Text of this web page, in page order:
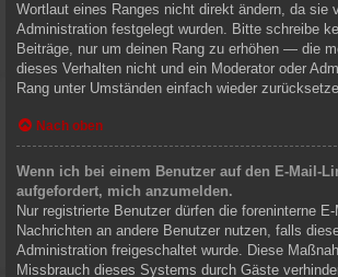
Wortlaut eines Ranges nicht direkt ändern, da sie
Administration festgelegt wurden. Bitte schreibe
Beiträge, nur um deinen Rang zu erhöhen — die
dieses Verhalten nicht und ein Moderator oder
Rang unter Umständen einfach wieder
Nach oben
Wenn ich bei einem Benutzer auf den E-Mail-
aufgefordert, mich anzumelden.
Nur registrierte Benutzer dürfen die foreninterne
Nachrichten an andere Benutzer nutzen, falls
Administration freigeschaltet wurde. Diese
Missbrauch dieses Systems durch Gäste